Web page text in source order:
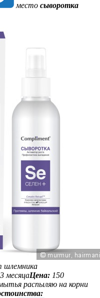
место сыворотка
шлемника
3 месяцаЦена: 150
распыляю на корни